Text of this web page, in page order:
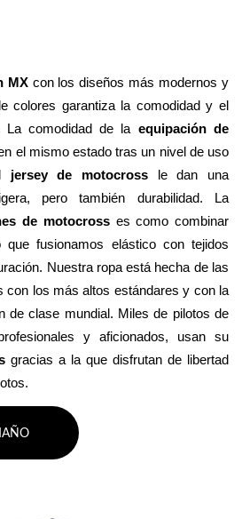
MX con los diseños más modernos y
colores garantiza la comodidad y el
comodidad de la equipación de
el mismo estado tras un nivel de uso
jersey de motocross le dan una
pero también durabilidad. La
de motocross es como combinar
fusionamos elástico con tejidos
Nuestra ropa está hecha de las
con los más altos estándares y con la
de clase mundial. Miles de pilotos de
gracias a la que disfrutan de libertad